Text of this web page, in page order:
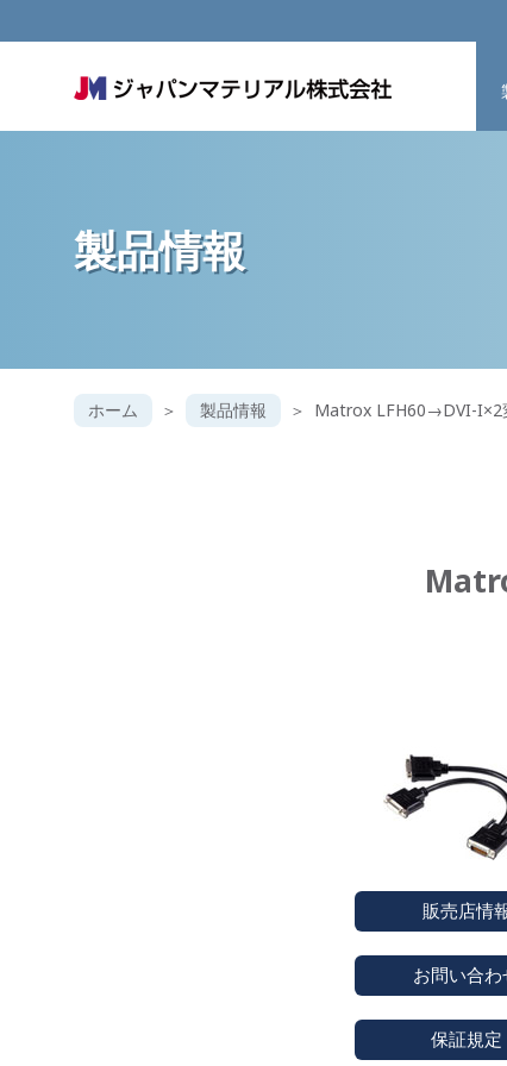
製品情報
ホーム 製品情報 Matrox LFH60→DVI-I×2
販売店情
お問い合わ
保証規定